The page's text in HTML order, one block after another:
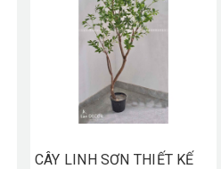
CÂY LINH SƠN THIẾT KẾ